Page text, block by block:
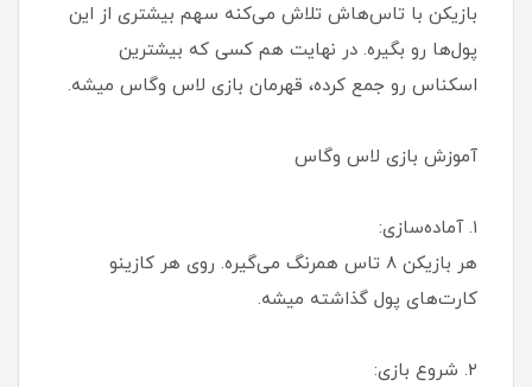
بازیکن با تاس‌هاش تلاش می‌کنه سهم بیشتری از این
پول‌ها رو بگیره. در نهایت هم کسی که بیشترین
اسکناس رو جمع کرده، قهرمان بازی لاس وگاس میشه.
آموزش بازی لاس وگاس
۱. آماده‌سازی:
هر بازیکن ۸ تاس همرنگ می‌گیره. روی هر کازینو
کارت‌های پول گذاشته میشه.
۲. شروع بازی: